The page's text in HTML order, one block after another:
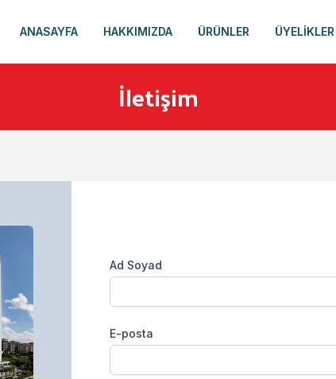
ANASAYFA HAKKIMIZDA ÜRÜNLER ÜYELİKLER
İletişim
Ad Soyad
E-posta